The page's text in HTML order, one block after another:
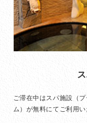
ご滞在中はスパ施設（
ム）が無料にてご利用い